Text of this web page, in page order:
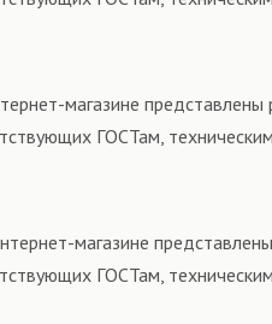
магазине представлены
ГОСТам,
магазине
ГОСТам,